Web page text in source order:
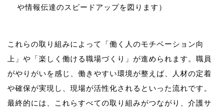
や情報伝達のスピードアップを図ります）
これらの取り組みによって「働く人のモチベーション向
上」や「楽しく働ける職場づくり」が進められます。職員
がやりがいを感じ、働きやすい環境が整えば、人材の定着
や確保が実現し、現場が活性化されるといった流れです。
最終的には、これらすべての取り組みがつながり、介護サ